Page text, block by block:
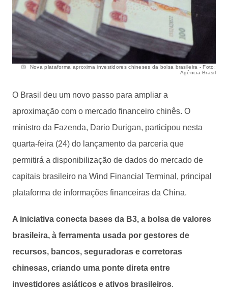
Nova plataforma aproxima investidores chineses da bolsa brasileira - Foto:
Agência Brasil
O Brasil deu um novo passo para ampliar a
aproximação com o mercado financeiro chinês. O
ministro da Fazenda, Dario Durigan, participou nesta
quarta-feira (24) do lançamento da parceria que
permitirá a disponibilização de dados do mercado de
capitais brasileiro na Wind Financial Terminal, principal
plataforma de informações financeiras da China.
A iniciativa conecta bases da B3, a bolsa de valores
brasileira, à ferramenta usada por gestores de
recursos, bancos, seguradoras e corretoras
chinesas, criando uma ponte direta entre
investidores asiáticos e ativos brasileiros.